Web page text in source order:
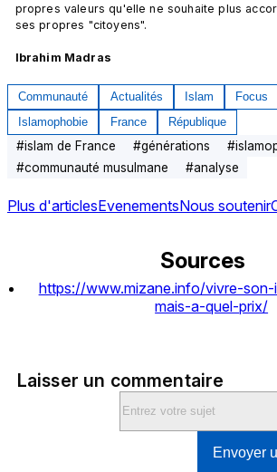
propres valeurs qu'elle ne souhaite plus
ses propres "citoyens".
Ibrahim Madras
Communauté Actualités Islam Focus
Islamophobie
France République
#islam de France #générations #
#communauté musulmane #analyse
Plus d'articlesEvenementsNous soutenir
Sources
https://www.mizane.info/vivre-
mais-a-quel-prix/
Laisser un commentaire
Envoyer